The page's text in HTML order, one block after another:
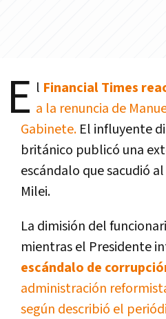
E l Financial Times
a la renuncia de
Gabinete. El influyente
británico publicó una
escándalo que sacudió
Milei.
La dimisión del
mientras el Presidente
escándalo de
administración
según describió el